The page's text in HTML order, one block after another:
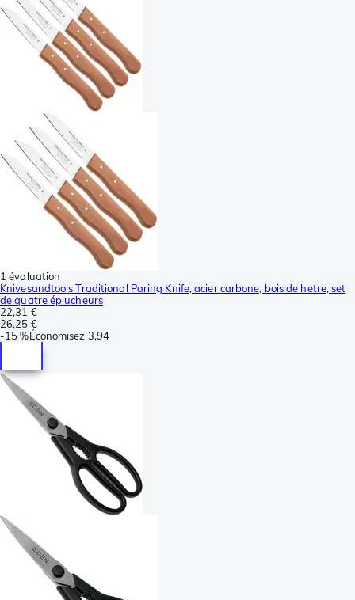
1 évaluation
Knivesandtools Traditional Paring Knife, acier carbone, bois de hetre, set
de quatre éplucheurs
22,31 €
26,25 €
-15 %Économisez 3,94